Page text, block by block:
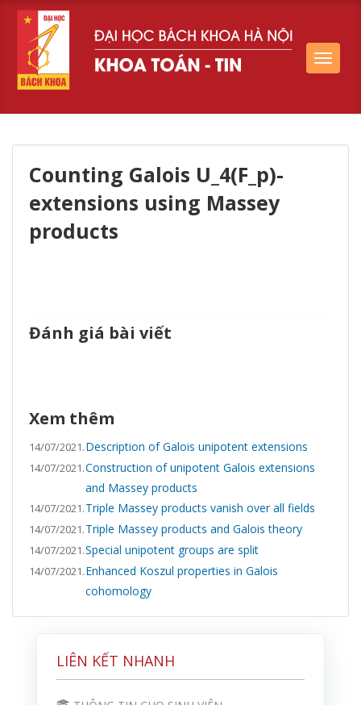
Toggle
LIÊN KẾT NHANH
Counting Galois U_4(F_p)-
extensions using Massey
products
Đánh giá bài viết
Xem thêm
14/07/2021.Description of Galois unipotent extensions
14/07/2021.Construction of unipotent Galois extensions
and Massey products
14/07/2021.Triple Massey products vanish over all fields
14/07/2021.Triple Massey products and Galois theory
14/07/2021.Special unipotent groups are split
14/07/2021.Enhanced Koszul properties in Galois
cohomology